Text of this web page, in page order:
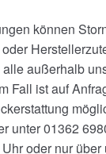
können
außerhalb
Fall ist auf
unter 01362
oder nur